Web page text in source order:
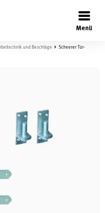
Menü
×
und Beschläge
Scheerer Tür-